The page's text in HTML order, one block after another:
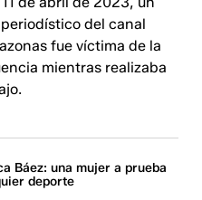
del canal
fue víctima de la
mientras realizaba
Báez: una mujer a prueba
deporte